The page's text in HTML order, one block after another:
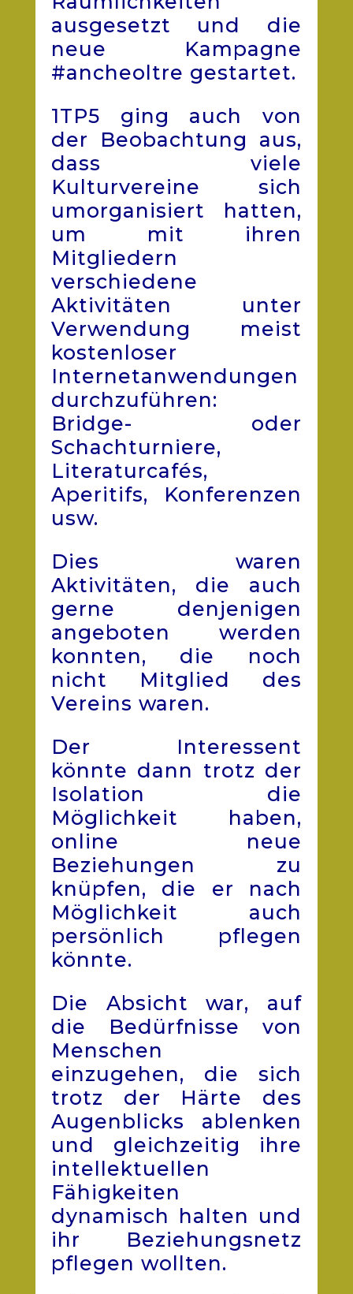
ausgesetzt und die
neue Kampagne
#ancheoltre gestartet.
1TP5 ging auch von
der Beobachtung aus,
dass viele
Kulturvereine sich
umorganisiert hatten,
um mit ihren
Mitgliedern
verschiedene
Aktivitäten unter
Verwendung meist
kostenloser
Internetanwendungen
durchzuführen:
Bridge- oder
Schachturniere,
Literaturcafés,
Aperitifs, Konferenzen
usw.
Dies waren
Aktivitäten, die auch
gerne denjenigen
angeboten werden
konnten, die noch
nicht Mitglied des
Vereins waren.
Der Interessent
könnte dann trotz der
Isolation die
Möglichkeit haben,
online neue
Beziehungen zu
knüpfen, die er nach
Möglichkeit auch
persönlich pflegen
könnte.
Die Absicht war, auf
die Bedürfnisse von
Menschen
einzugehen, die sich
trotz der Härte des
Augenblicks ablenken
und gleichzeitig ihre
intellektuellen
Fähigkeiten
dynamisch halten und
ihr Beziehungsnetz
pflegen wollten.